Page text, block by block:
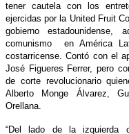
tener cautela con los
ejercidas por la United Fruit
gobierno estadounidense,
comunismo en América
costarricense. Contó con el
José Figueres Ferrer, pero
de corte revolucionario
Alberto Monge Álvarez,
Orellana.
“Del lado de la izquierda